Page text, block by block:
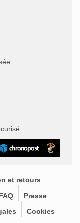
et retours
Presse
Cookies